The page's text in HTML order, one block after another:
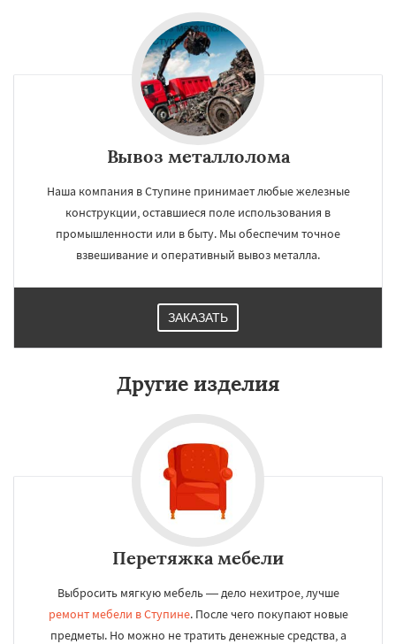
Вывоз металлолома
Наша компания в Ступине принимает любые железные
конструкции, оставшиеся поле использования в
промышленности или в быту. Мы обеспечим точное
взвешивание и оперативный вывоз металла.
ЗАКАЗАТЬ
Другие изделия
Перетяжка мебели
Выбросить мягкую мебель — дело нехитрое, лучше
ремонт мебели в Ступине. После чего покупают новые
предметы. Но можно не тратить денежные средства, а